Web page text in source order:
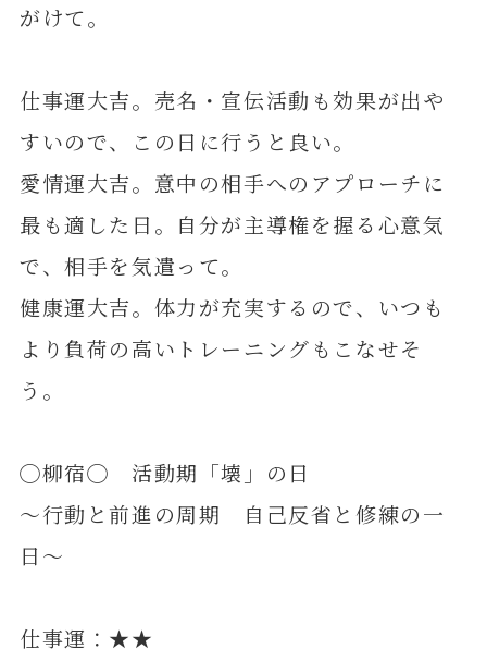
がけて。
仕事運大吉。売名・宣伝活動も効果が出や
すいので、この日に行うと良い。
愛情運大吉。意中の相手へのアプローチに
最も適した日。自分が主導権を握る心意気
で、相手を気遣って。
健康運大吉。体力が充実するので、いつも
より負荷の高いトレーニングもこなせそ
う。
◯柳宿◯ 活動期「壊」の日
～行動と前進の周期 自己反省と修練の一
日～
仕事運：★★